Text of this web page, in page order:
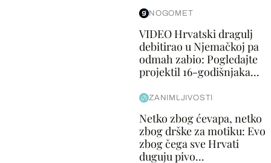
NOGOMET
VIDEO Hrvatski dragulj
debitirao u Njemačkoj pa
odmah zabio: Pogledajte
projektil 16-godišnjaka...
ZANIMLJIVOSTI
Netko zbog ćevapa, netko
zbog drške za motiku: Evo
zbog čega sve Hrvati
duguju pivo...